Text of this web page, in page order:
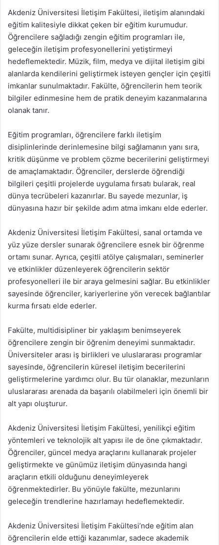
Akdeniz Üniversitesi İletişim Fakültesi, iletişim alanındaki
eğitim kalitesiyle dikkat çeken bir eğitim kurumudur.
Öğrencilere sağladığı zengin eğitim programları ile,
geleceğin iletişim profesyonellerini yetiştirmeyi
hedeflemektedir. Müzik, film, medya ve dijital iletişim gibi
alanlarda kendilerini geliştirmek isteyen gençler için çeşitli
imkanlar sunulmaktadır. Fakülte, öğrencilerin hem teorik
bilgiler edinmesine hem de pratik deneyim kazanmalarına
olanak tanır.
Eğitim programları, öğrencilere farklı iletişim
disiplinlerinde derinlemesine bilgi sağlamanın yanı sıra,
kritik düşünme ve problem çözme becerilerini geliştirmeyi
de amaçlamaktadır. Öğrenciler, derslerde öğrendiği
bilgileri çeşitli projelerde uygulama fırsatı bularak, real
dünya tecrübeleri kazanırlar. Bu sayede mezunlar, iş
dünyasına hazır bir şekilde adım atma imkanı elde ederler.
Akdeniz Üniversitesi İletişim Fakültesi, sanal ortamda ve
yüz yüze dersler sunarak öğrencilere esnek bir öğrenme
ortamı sunar. Ayrıca, çeşitli atölye çalışmaları, seminerler
ve etkinlikler düzenleyerek öğrencilerin sektör
profesyonelleri ile bir araya gelmesini sağlar. Bu etkinlikler
sayesinde öğrenciler, kariyerlerine yön verecek bağlantılar
kurma fırsatı elde ederler.
Fakülte, multidisipliner bir yaklaşım benimseyerek
öğrencilere zengin bir öğrenim deneyimi sunmaktadır.
Üniversiteler arası iş birlikleri ve uluslararası programlar
sayesinde, öğrencilerin küresel iletişim becerilerini
geliştirmelerine yardımcı olur. Bu tür olanaklar, mezunların
uluslararası arenada da başarılı olabilmeleri için önemli bir
alt yapı oluşturur.
Akdeniz Üniversitesi İletişim Fakültesi, yenilikçi eğitim
yöntemleri ve teknolojik alt yapısı ile de öne çıkmaktadır.
Öğrenciler, güncel medya araçlarını kullanarak projeler
geliştirmekte ve günümüz iletişim dünyasında hangi
araçların etkili olduğunu deneyimleyerek
öğrenmektedirler. Bu yönüyle fakülte, mezunlarını
geleceğin trendlerine hazırlamayı hedeflemektedir.
Akdeniz Üniversitesi İletişim Fakültesi’nde eğitim alan
öğrencilerin elde ettiği kazanımlar, sadece akademik